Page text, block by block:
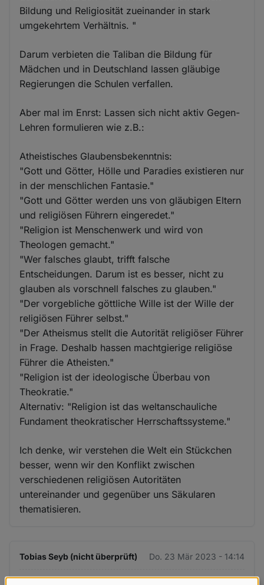
Bildung und Religiosität zueinander in stark
umgekehrtem Verhältnis. "
Darum verbieten die Taliban die Bildung für
Mädchen und in Deutschland lassen gläubige
Regierungen die Schulen verfallen.
Aber mal im Enrst: Lassen sich nicht aktiv Gegen-
Lehren formulieren wie z.B.:
Atheistisches Glaubensbekenntnis:
"Gott und Götter, Hölle und Paradies existieren nur
in der menschlichen Fantasie."
"Gott und Götter werden uns von gläubigen Eltern
und religiösen Führern eingeredet."
"Religion ist Menschenwerk und wird von
Theologen gemacht."
"Wer falsches glaubt, trifft falsche
Entscheidungen. Darum ist es besser, nicht zu
glauben als vorschnell falsches zu glauben."
"Der vorgebliche göttliche Wille ist der Wille der
religiösen Führer selbst."
"Der Atheismus stellt die Autorität religiöser Führer
in Frage. Deshalb hassen machtgierige religiöse
Führer die Atheisten."
"Religion ist der ideologische Überbau von
Theokratie."
Alternativ: "Religion ist das weltanschauliche
Fundament theokratischer Herrschaftssysteme."
Ich denke, wir verstehen die Welt ein Stückchen
besser, wenn wir den Konflikt zwischen
verschiedenen religiösen Autoritäten
untereinander und gegenüber uns Säkularen
thematisieren.
Tobias Seyb (nicht überprüft) Do. 23 Mär 2023 - 14:14